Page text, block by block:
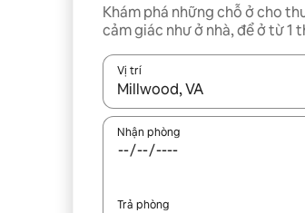
Khám phá những chỗ ở cho
cảm giác như ở nhà, để ở từ 1
Vị trí
Khi có kết quả, hãy điều
Nhận phòng
Trả phòng